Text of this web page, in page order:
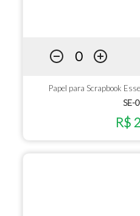
Papel para Scrapbook
SE-
R$